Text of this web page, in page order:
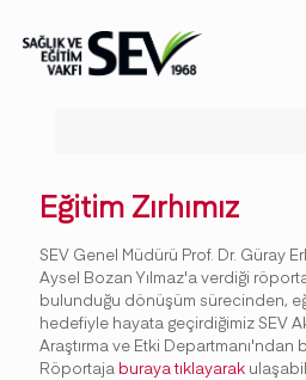
Eğitim Zırhımız
SEV Genel Müdürü Prof. Dr. Güray
Aysel Bozan Yılmaz'a verdiği
bulunduğu dönüşüm sürecinden,
hedefiyle hayata geçirdiğimiz SEV
Araştırma ve Etki Departmanı'ndan
Röportaja buraya tıklayarak